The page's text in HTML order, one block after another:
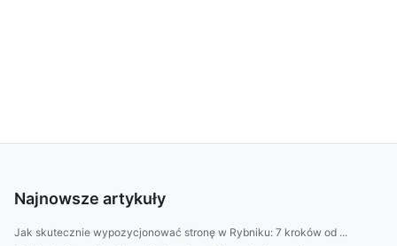
Najnowsze artykuły
Jak skutecznie wypozycjonować stronę w Rybniku: 7 kroków od ...